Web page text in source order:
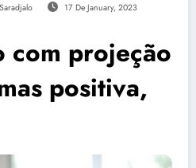
Saradjalo 17 De January, 2023
com projeção
positiva,